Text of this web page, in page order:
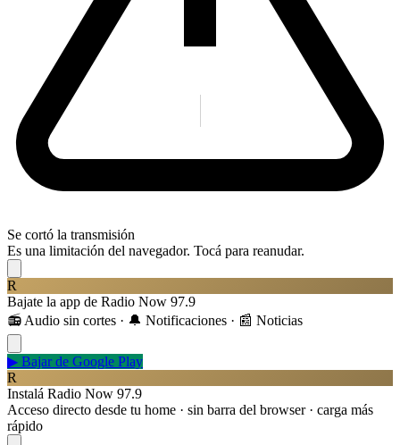
Se cortó la transmisión
Es una limitación del navegador. Tocá para reanudar.
R
Bajate la app de Radio Now 97.9
📻 Audio sin cortes · 🔔 Notificaciones · 📰 Noticias
▶ Bajar de Google Play
R
Instalá Radio Now 97.9
Acceso directo desde tu home · sin barra del browser · carga más
rápido